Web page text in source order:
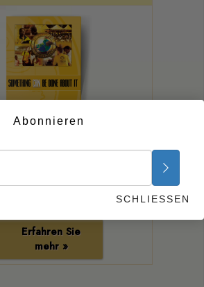
etwas tun!
Sie ein kostenloses
über die Ehrenamtlichen
Erfahren Sie
mehr »
Abonnieren
SCHLIESSEN